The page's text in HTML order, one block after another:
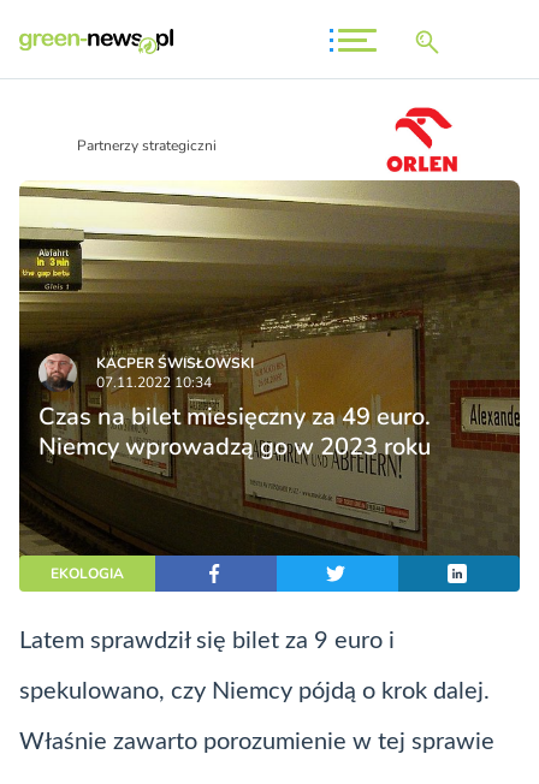
Partnerzy strategiczni
KACPER ŚWISŁO­WSKI
07.11.2022 10:34
Czas na bilet miesięczny za 49 euro.
Niemcy wprowadzą go w 2023 roku
EKOLOGIA
Latem sprawdził się bilet za 9 euro i
spekulowano, czy Niemcy pójdą o krok dalej.
Właśnie zawarto porozumienie w tej sprawie